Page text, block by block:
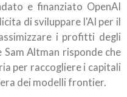
e finanziato OpenAI
di sviluppare l'AI per il
i profitti degli
Altman risponde che
per raccogliere i capitali
dei modelli frontier.